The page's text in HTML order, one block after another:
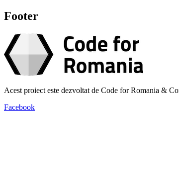
Footer
Acest proiect este dezvoltat de Code for Romania &
Facebook